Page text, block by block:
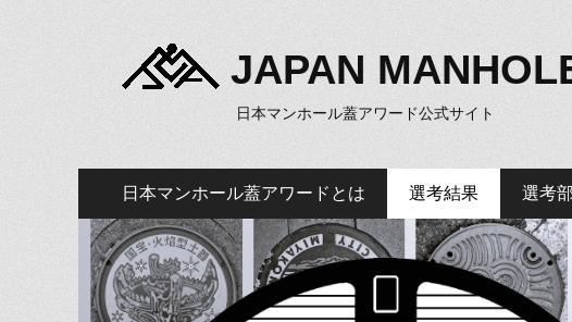
JAPAN
日本マンホール蓋アワード公式サイト
メ
イ
ン
メ
テ
ン
ツ
へ
日本マンホール蓋アワードとは 選考結果 選考